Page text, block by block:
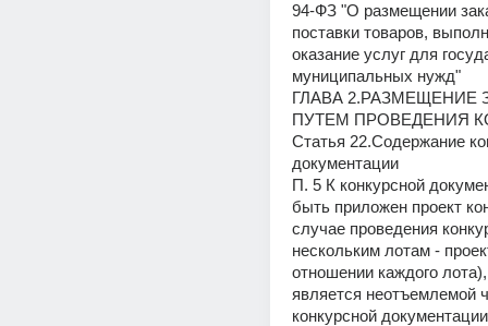
94-ФЗ "О размещении
поставки товаров,
оказание услуг для
муниципальных нужд"
ГЛАВА 2.РАЗМЕЩЕНИЕ
ПУТЕМ ПРОВЕДЕНИЯ
Статья 22.Содержание
документации
П. 5 К конкурсной
быть приложен проект
случае проведения
нескольким лотам -
отношении каждого
является неотъемлемой
конкурсной